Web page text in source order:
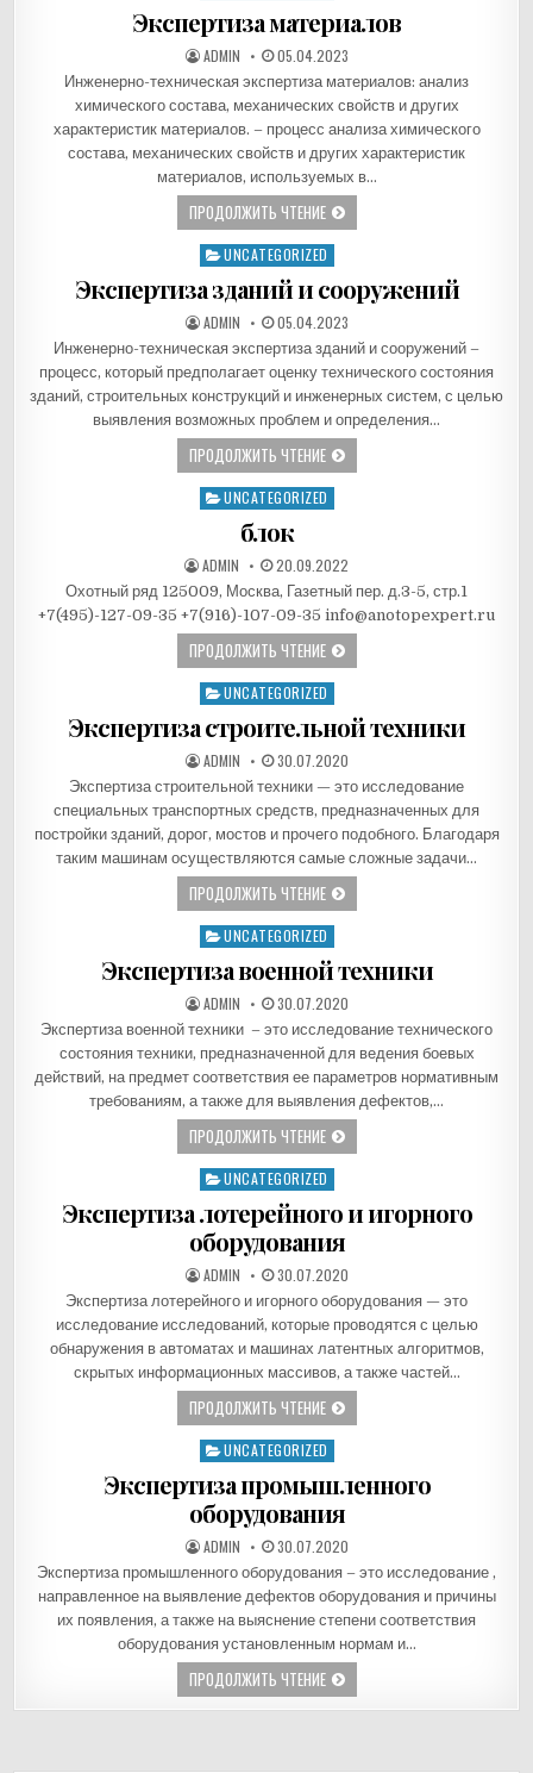
Экспертиза материалов
АВТОР:
ADMIN ДАТА ПУБЛИКАЦИИ:
Инженерно-техническая экспертиза материалов: анализ
химического состава, механических свойств и других
характеристик материалов. – процесс анализа химического
состава, механических свойств и других характеристик
материалов, используемых в…
ПРОДОЛЖИТЬ ЧТЕНИЕЭКСПЕРТИЗА МАТЕРИАЛОВ
Опубликовано в
UNCATEGORIZED
Экспертиза зданий и сооружений
АВТОР:
ADMIN ДАТА ПУБЛИКАЦИИ:
Инженерно-техническая экспертиза зданий и сооружений –
процесс, который предполагает оценку технического состояния
зданий, строительных конструкций и инженерных систем, с целью
выявления возможных проблем и определения…
ПРОДОЛЖИТЬ ЧТЕНИЕЭКСПЕРТИЗА ЗДАНИЙ И
Опубликовано в
UNCATEGORIZED
блок
АВТОР:
ADMIN ДАТА ПУБЛИКАЦИИ:
Охотный ряд 125009, Москва, Газетный пер. д.3-5, стр.1
+7(495)-127-09-35 +7(916)-107-09-35 info@anotopexpert.ru
ПРОДОЛЖИТЬ ЧТЕНИЕБЛОК
Опубликовано в
UNCATEGORIZED
Экспертиза строительной техники
АВТОР:
ADMIN ДАТА ПУБЛИКАЦИИ:
Экспертиза строительной техники — это исследование
специальных транспортных средств, предназначенных для
постройки зданий, дорог, мостов и прочего подобного. Благодаря
таким машинам осуществляются самые сложные задачи…
ПРОДОЛЖИТЬ ЧТЕНИЕЭКСПЕРТИЗА СТРОИТЕЛЬНОЙ
Опубликовано в
UNCATEGORIZED
Экспертиза военной техники
АВТОР:
ADMIN ДАТА ПУБЛИКАЦИИ:
Экспертиза военной техники – это исследование технического
состояния техники, предназначенной для ведения боевых
действий, на предмет соответствия ее параметров нормативным
требованиям, а также для выявления дефектов,…
ПРОДОЛЖИТЬ ЧТЕНИЕЭКСПЕРТИЗА ВОЕННОЙ ТЕХНИКИ
Опубликовано в
UNCATEGORIZED
Экспертиза лотерейного и игорного
оборудования
АВТОР:
ADMIN ДАТА ПУБЛИКАЦИИ:
Экспертиза лотерейного и игорного оборудования — это
исследование исследований, которые проводятся с целью
обнаружения в автоматах и машинах латентных алгоритмов,
скрытых информационных массивов, а также частей…
ПРОДОЛЖИТЬ ЧТЕНИЕЭКСПЕРТИЗА ЛОТЕРЕЙНОГО И
Опубликовано в
UNCATEGORIZED
Экспертиза промышленного
оборудования
АВТОР:
ADMIN ДАТА ПУБЛИКАЦИИ:
Экспертиза промышленного оборудования – это исследование ,
направленное на выявление дефектов оборудования и причины
их появления, а также на выяснение степени соответствия
оборудования установленным нормам и…
ПРОДОЛЖИТЬ ЧТЕНИЕЭКСПЕРТИЗА ПРОМЫШЛЕННОГО